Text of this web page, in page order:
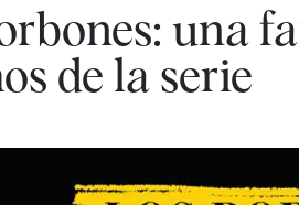
una
de la serie